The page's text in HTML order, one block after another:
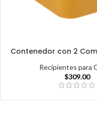
Contenedor con 2
Recipientes para
$309.00